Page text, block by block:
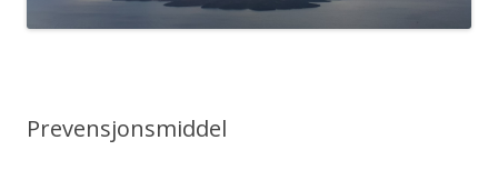
Prevensjonsmiddel